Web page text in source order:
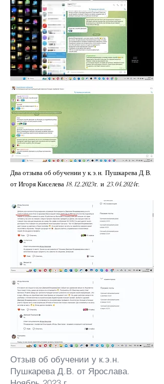
Два отзыва об обучении у к.э.н. Пушкарева Д.В.
от Игоря Киселева 18.12.2023г. и23.04.2024г.
Отзыв об обучении у к.э.н.
Пушкарева Д.В. от Ярослава.